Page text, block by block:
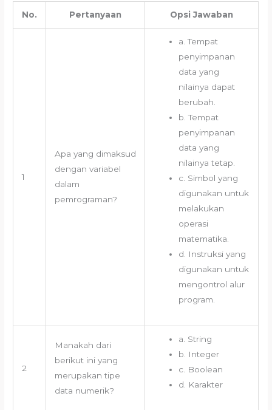
No. Pertanyaan Opsi Jawaban
1
Apa yang dimaksud
dengan variabel
dalam
pemrograman?
a. Tempat
penyimpanan
data yang
nilainya dapat
berubah.
b. Tempat
penyimpanan
data yang
nilainya tetap.
c. Simbol yang
digunakan untuk
melakukan
operasi
matematika.
d. Instruksi yang
digunakan untuk
mengontrol alur
program.
2
Manakah dari
berikut ini yang
merupakan tipe
data numerik?
a. String
b. Integer
c. Boolean
d. Karakter